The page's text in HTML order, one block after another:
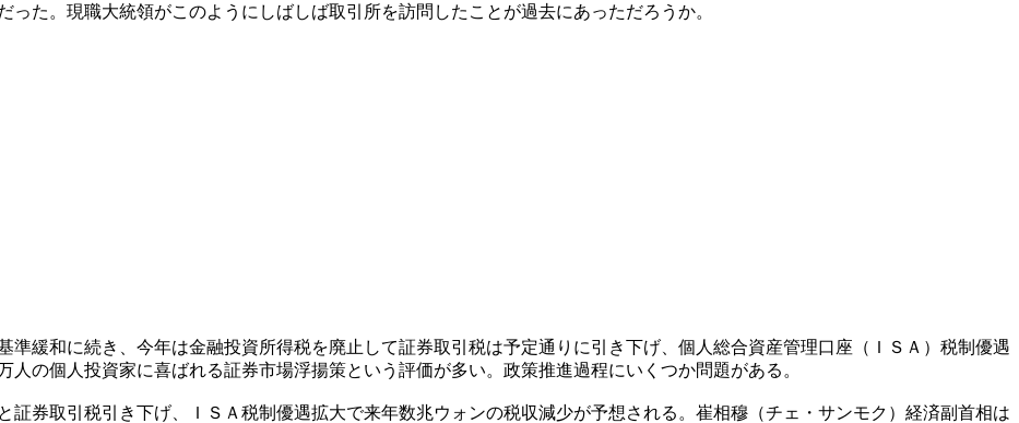
た。現職大統領がこのようにしばしば取引所を訪問したことが過去にあっただろうか。
緩和に続き、今年は金融投資所得税を廃止して証券取引税は予定通りに引き下げ、個人総合資産管理口座（ＩＳＡ）税制優遇
の個人投資家に喜ばれる証券市場浮揚策という評価が多い。政策推進過程にいくつか問題がある。
証券取引税引き下げ、ＩＳＡ税制優遇拡大で来年数兆ウォンの税収減少が予想される。崔相穆（チェ・サンモク）経済副首相は